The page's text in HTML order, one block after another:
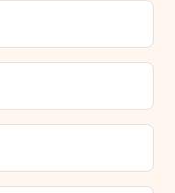
es posible. Una vez
recibirás una
de entrega. Una vez
la empresa de
el regalo.
recibo mi
en la página del